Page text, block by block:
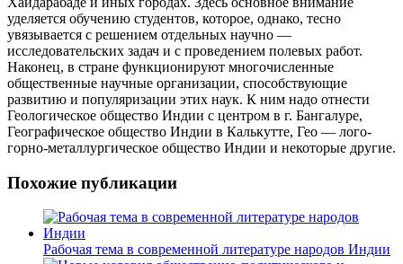
уделяется обучению студентов, которое, однако, тесно
увязывается с решением отдельных научно —
исследовательских задач и с проведением полевых работ.
Наконец, в стране функционируют многочисленные
общественные научные организации, способствующие
развитию и популяризации этих наук. К ним надо отнести
Геологическое общество Индии с центром в г. Бангалуре,
Географическое общество Индии в Калькутте, Гео — лого-
горно-металлургическое общество Индии и некоторые другие.
Похожие публикации
Рабочая тема в современной литературе народов Индии